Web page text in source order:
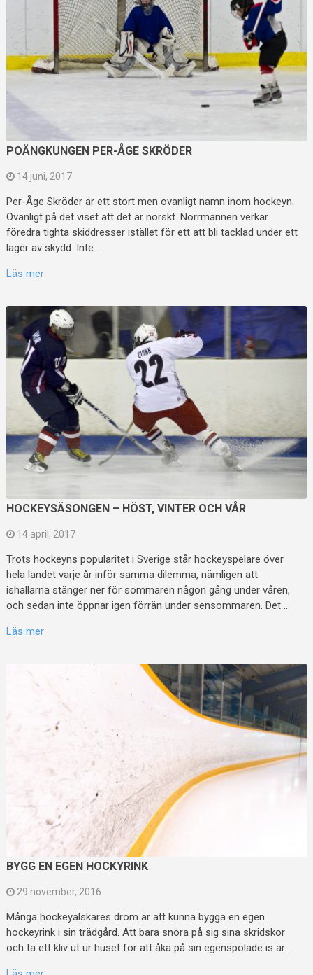
POÄNGKUNGEN PER-ÅGE SKRÖDER
14 juni, 2017
Per-Åge Skröder är ett stort men ovanligt namn inom hockeyn.
Ovanligt på det viset att det är norskt. Norrmännen verkar
föredra tighta skiddresser istället för ett att bli tacklad under ett
lager av skydd. Inte …
Läs mer
HOCKEYSÄSONGEN – HÖST, VINTER OCH VÅR
14 april, 2017
Trots hockeyns popularitet i Sverige står hockeyspelare över
hela landet varje år inför samma dilemma, nämligen att
ishallarna stänger ner för sommaren någon gång under våren,
och sedan inte öppnar igen förrän under sensommaren. Det …
Läs mer
BYGG EN EGEN HOCKYRINK
29 november, 2016
Många hockeyälskares dröm är att kunna bygga en egen
hockeyrink i sin trädgård. Att bara snöra på sig sina skridskor
och ta ett kliv ut ur huset för att åka på sin egenspolade is är …